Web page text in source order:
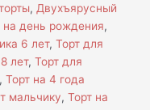
, Двухъярусный
на день рождения,
6 лет, Торт для
лет, Торт для
, Торт на 4 года
мальчику, Торт на